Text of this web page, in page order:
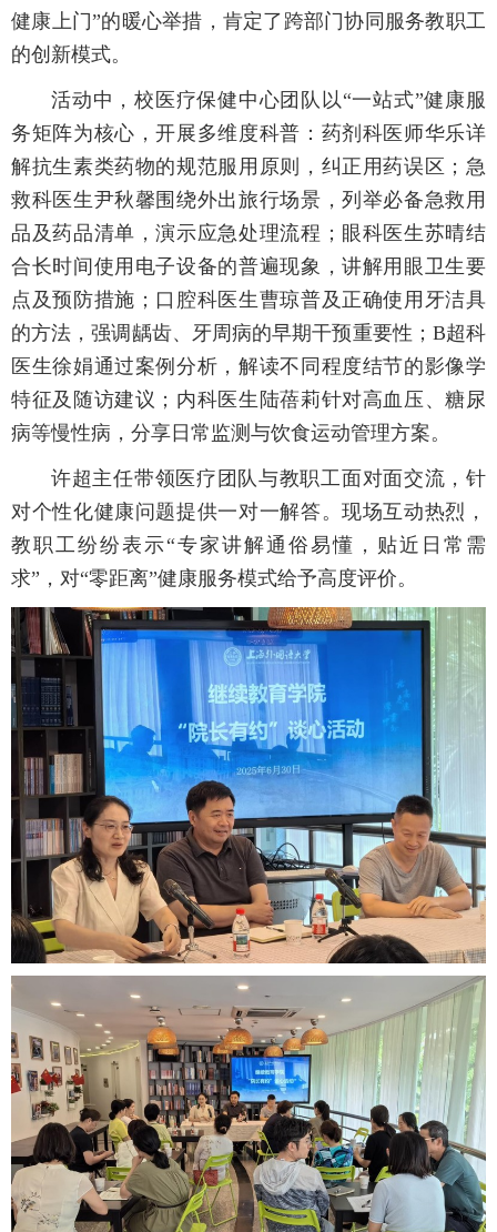
健康上门”的暖心举措，肯定了跨部门协同服务教职工
的创新模式。
活动中，校医疗保健中心团队以“一站式”健康服
务矩阵为核心，开展多维度科普：药剂科医师华乐详
解抗生素类药物的规范服用原则，纠正用药误区；急
救科医生尹秋馨围绕外出旅行场景，列举必备急救用
品及药品清单，演示应急处理流程；眼科医生苏晴结
合长时间使用电子设备的普遍现象，讲解用眼卫生要
点及预防措施；口腔科医生曹琼普及正确使用牙洁具
的方法，强调龋齿、牙周病的早期干预重要性；B超科
医生徐娟通过案例分析，解读不同程度结节的影像学
特征及随访建议；内科医生陆蓓莉针对高血压、糖尿
病等慢性病，分享日常监测与饮食运动管理方案。
许超主任带领医疗团队与教职工面对面交流，针
对个性化健康问题提供一对一解答。现场互动热烈，
教职工纷纷表示“专家讲解通俗易懂，贴近日常需
求”，对“零距离”健康服务模式给予高度评价。